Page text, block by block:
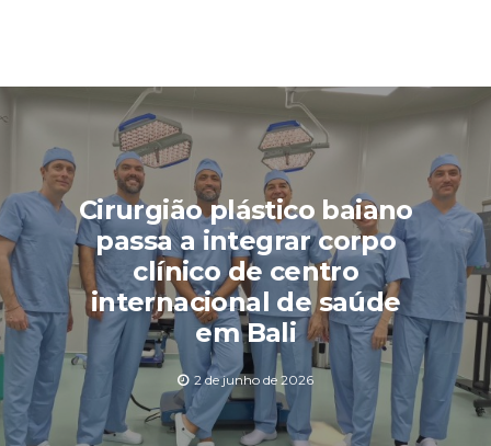
Cirurgião plástico baiano
passa a integrar corpo
clínico de centro
internacional de saúde
em Bali
2 de junho de 2026